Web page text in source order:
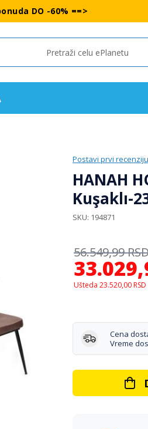
DO -60% ==>
Postavi prvi
HANAH
Kuşaklı-
SKU 194871
56.549,99
Ušteda 23.520,00 RSD
Cena
Vreme